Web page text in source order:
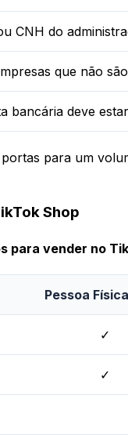
CNH do
que não
bancária deve
para um
Shop
para vender no
Pessoa
✓
✓